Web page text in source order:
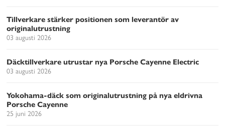
Tillverkare stärker positionen som leverantör av
originalutrustning
03 augusti 2026
Däcktillverkare utrustar nya Porsche Cayenne Electric
03 augusti 2026
Yokohama-däck som originalutrustning på nya eldrivna
Porsche Cayenne
25 juni 2026